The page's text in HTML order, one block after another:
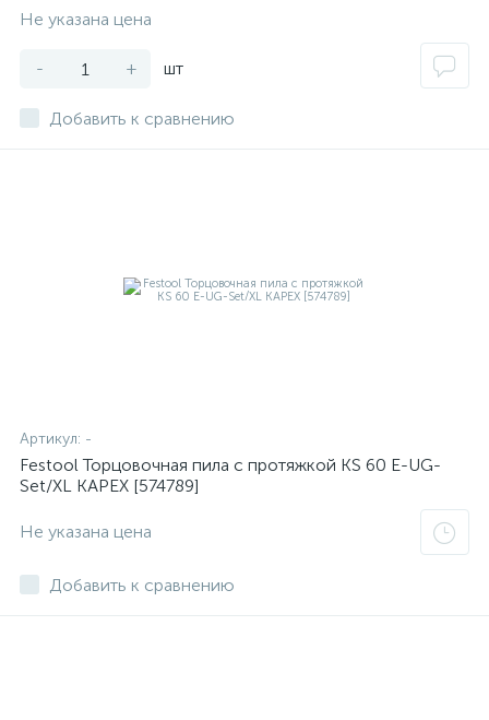
Не указана цена
- + шт
Добавить к сравнению
Артикул: -
Festool Торцовочная пила с протяжкой KS 60 E-UG-
Set/XL KAPEX [574789]
Не указана цена
Добавить к сравнению